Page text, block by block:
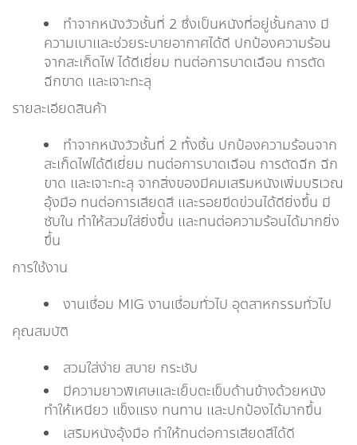
ทำจากหนังวัวชั้นที่ 2 ซึ่งเป็นหนังที่อยู่ชั้นกลาง มี
ความเบาและช่วยระบายอากาศได้ดี ปกป้องความร้อน
จากสะเก็ดไฟ ได้ดีเยี่ยม ทนต่อการบาดเฉือน การตัด
ฉีกขาด และเจาะทะลุ
รายละเอียดสินค้า
ทำจากหนังวัวชั้นที่ 2 ทั้งชิ้น ปกป้องความร้อนจาก
สะเก็ดไฟได้ดีเยี่ยม ทนต่อการบาดเฉือน การตัดฉีก ฉีก
ขาด และเจาะทะลุ จากสิ่งของมีคมเสริมหนังเพิ่มบริเวณ
อุ้งมือ ทนต่อการเสียดสี และรอยขีดข่วนได้ดียิ่งขึ้น มี
ซับใน ทำให้สวมใส่ยิ่งขึ้น และทนต่อความร้อนได้มากยิ่ง
ขึ้น
การใช้งาน
งานเชื่อม MIG งานเชื่อมทั่วไป อุตสาหกรรมทั่วไป
คุณสมบัติ
สวมใส่ง่าย สบาย กระชับ
มีความยาวพิเศษและเย็บตะเข็บด้านข้างด้วยหนัง
ทำให้เหนียว แข็งแรง ทนทาน และปกป้องได้มากขึ้น
เสริมหนังอุ้งมือ ทำให้ทนต่อการเสียดสีได้ดี